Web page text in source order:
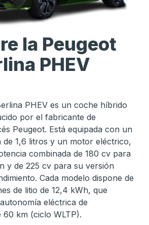
la Peugeot
PHEV
PHEV es un coche híbrido
por el fabricante de
Peugeot. Está equipada con un
de 1,6 litros y un motor eléctrico,
combinada de 180 cv para
y de 225 cv para su versión
Cada modelo dispone de
de litio de 12,4 kWh, que
eléctrica de
60 km (ciclo WLTP).